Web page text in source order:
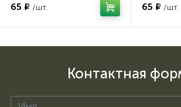
65 ₽ /шт. 65 ₽ /шт.
Контактная